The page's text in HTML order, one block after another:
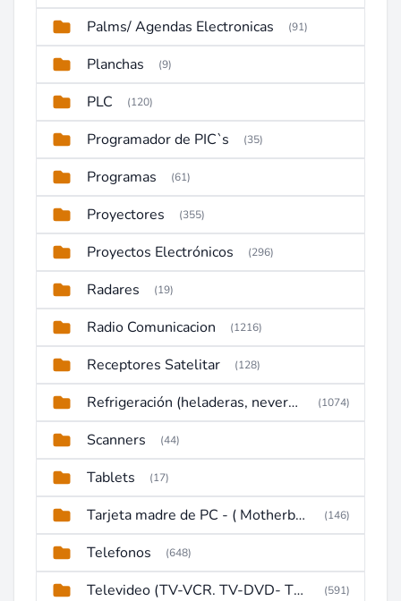
Palms/ Agendas Electronicas (91)
Planchas (9)
PLC (120)
Programador de PIC`s (35)
Programas (61)
Proyectores (355)
Proyectos Electrónicos (296)
Radares (19)
Radio Comunicacion (1216)
Receptores Satelitar (128)
Refrigeración (heladeras, neveras, congeladores) (1074)
Scanners (44)
Tablets (17)
Tarjeta madre de PC - ( Motherboard ) (146)
Telefonos (648)
Televideo (TV-VCR. TV-DVD- TV-DVD-VCR) (591)